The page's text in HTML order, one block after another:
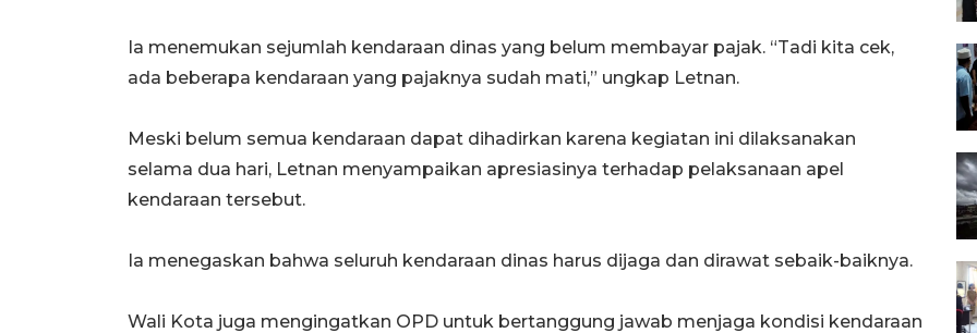
Ia menemukan sejumlah kendaraan dinas yang belum membayar pajak. “Tadi kita cek,
ada beberapa kendaraan yang pajaknya sudah mati,” ungkap Letnan.
Meski belum semua kendaraan dapat dihadirkan karena kegiatan ini dilaksanakan
selama dua hari, Letnan menyampaikan apresiasinya terhadap pelaksanaan apel
kendaraan tersebut.
Ia menegaskan bahwa seluruh kendaraan dinas harus dijaga dan dirawat sebaik-baiknya.
Wali Kota juga mengingatkan OPD untuk bertanggung jawab menjaga kondisi kendaraan